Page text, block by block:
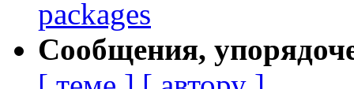
packages
Сообщения,